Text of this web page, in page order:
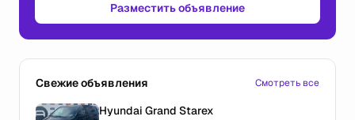
Разместить объявление
Свежие объявления Смотреть все
Hyundai Grand Starex